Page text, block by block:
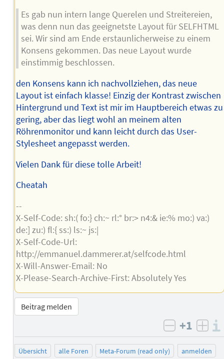
Es gab nun intern lange Querelen und Streitereien,
was denn nun das geeignetste Layout für SELFHTML
sei. Wir sind am Ende erstaunlicherweise zu einem
Konsens gekommen. Das neue Layout wurde
einstimmig beschlossen.
den Konsens kann ich nachvollziehen, das neue
Layout ist einfach klasse! Einzig der Kontrast zwischen
Hintergrund und Text ist mir im Hauptbereich etwas zu
gering, aber das liegt wohl an meinem alten
Röhrenmonitor und kann leicht durch das User-
Stylesheet angepasst werden.
Vielen Dank für diese tolle Arbeit!
Cheatah
--
X-Self-Code: sh:( fo:} ch:~ rl:° br:> n4:& ie:% mo:) va:)
de:] zu:) fl:{ ss:) ls:~ js:|
X-Self-Code-Url:
http://emmanuel.dammerer.at/selfcode.html
X-Will-Answer-Email: No
X-Please-Search-Archive-First: Absolutely Yes
Beitrag melden
negativ
+1
Übersicht alle Foren Meta-Forum (read only)
anmelden